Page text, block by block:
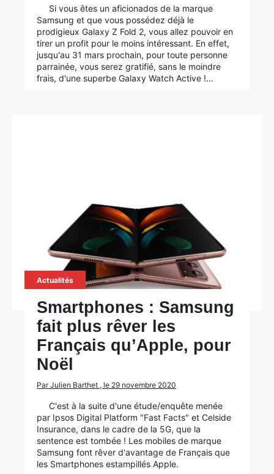
Si vous êtes un aficionados de la marque
Samsung et que vous possédez déjà le
prodigieux Galaxy Z Fold 2, vous allez pouvoir en
tirer un profit pour le moins intéressant. En effet,
jusqu'au 31 mars prochain, pour toute personne
parrainée, vous serez gratifié, sans le moindre
frais, d'une superbe Galaxy Watch Active !…
Actualités
Smartphones : Samsung
fait plus rêver les
Français qu’Apple, pour
Noël
Par Julien Barthet , le 29 novembre 2020
C'est à la suite d'une étude/enquête menée
par Ipsos Digital Platform "Fast Facts" et Celside
Insurance, dans le cadre de la 5G, que la
sentence est tombée ! Les mobiles de marque
Samsung font rêver d'avantage de Français que
les Smartphones estampillés Apple.